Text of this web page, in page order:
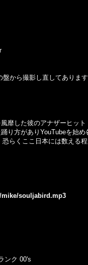
盤から撮影し直してありま
靡した彼のアナザーヒット
り方がありYouTubeを始
らくここ日本には数える
mike/souljabird.mp3
ンク 00's